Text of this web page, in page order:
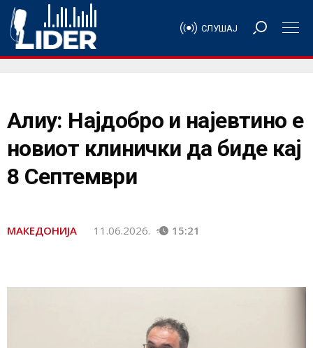
СЛУШАЈ
Алиу: Најдобро и најевтино е
новиот клинички да биде кај
8 Септември
МАКЕДОНИЈА 11.06.2026. 15:21